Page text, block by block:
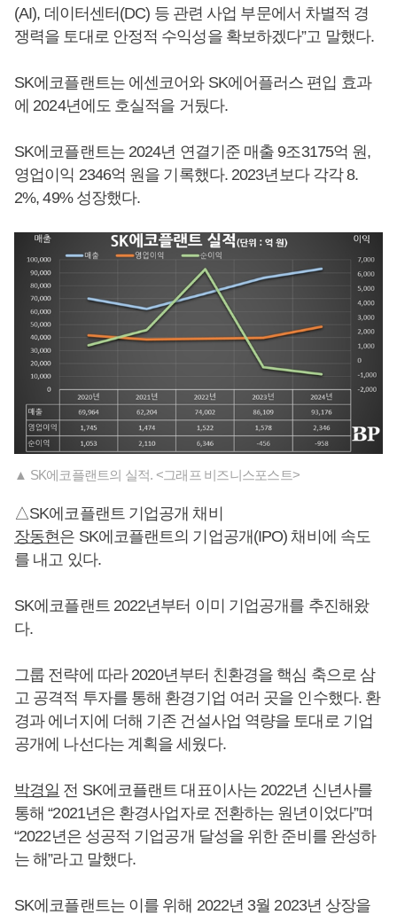
(AI), 데이터센터(DC) 등 관련 사업 부문에서 차별적 경
쟁력을 토대로 안정적 수익성을 확보하겠다”고 말했다.
SK에코플랜트는 에센코어와 SK에어플러스 편입 효과
에 2024년에도 호실적을 거뒀다.
SK에코플랜트는 2024년 연결기준 매출 9조3175억 원,
영업이익 2346억 원을 기록했다. 2023년보다 각각 8.
2%, 49% 성장했다.
▲ SK에코플랜트의 실적. <그래프 비즈니스포스트>
△SK에코플랜트 기업공개 채비
장동현은 SK에코플랜트의 기업공개(IPO) 채비에 속도
를 내고 있다.
SK에코플랜트 2022년부터 이미 기업공개를 추진해왔
다.
그룹 전략에 따라 2020년부터 친환경을 핵심 축으로 삼
고 공격적 투자를 통해 환경기업 여러 곳을 인수했다. 환
경과 에너지에 더해 기존 건설사업 역량을 토대로 기업
공개에 나선다는 계획을 세웠다.
박경일 전 SK에코플랜트 대표이사는 2022년 신년사를
통해 “2021년은 환경사업자로 전환하는 원년이었다”며
“2022년은 성공적 기업공개 달성을 위한 준비를 완성하
는 해”라고 말했다.
SK에코플랜트는 이를 위해 2022년 3월 2023년 상장을